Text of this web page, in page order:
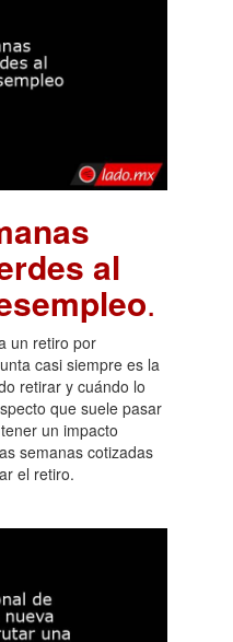
al
.
un retiro por
casi siempre es la
retirar y cuándo lo
que suele pasar
un impacto
semanas cotizadas
el retiro.